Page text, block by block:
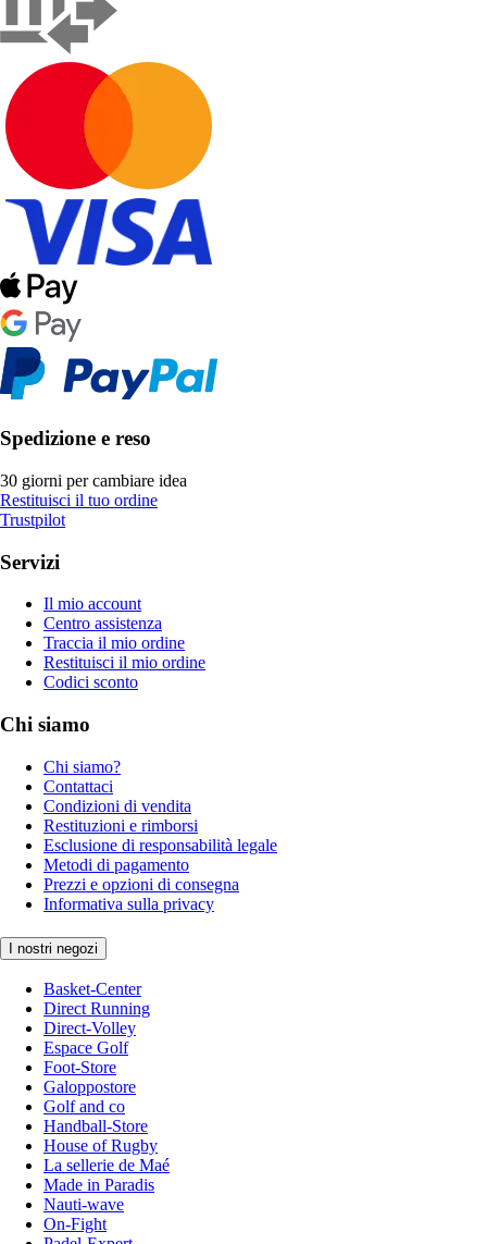
Spedizione e reso
30 giorni per cambiare idea
Restituisci il tuo ordine
Trustpilot
Servizi
Il mio account
Centro assistenza
Traccia il mio ordine
Restituisci il mio ordine
Codici sconto
Chi siamo
Chi siamo?
Contattaci
Condizioni di vendita
Restituzioni e rimborsi
Esclusione di responsabilità legale
Metodi di pagamento
Prezzi e opzioni di consegna
Informativa sulla privacy
I nostri negozi
Basket-Center
Direct Running
Direct-Volley
Espace Golf
Foot-Store
Galoppostore
Golf and co
Handball-Store
House of Rugby
La sellerie de Maé
Made in Paradis
Nauti-wave
On-Fight